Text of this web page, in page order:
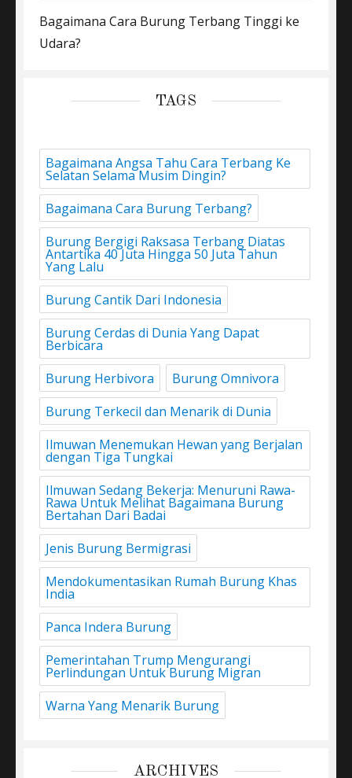
Bagaimana Cara Burung Terbang Tinggi ke
Udara?
TAGS
Bagaimana Angsa Tahu Cara Terbang Ke
Selatan Selama Musim Dingin?
Bagaimana Cara Burung Terbang?
Burung Bergigi Raksasa Terbang Diatas
Antartika 40 Juta Hingga 50 Juta Tahun
Yang Lalu
Burung Cantik Dari Indonesia
Burung Cerdas di Dunia Yang Dapat
Berbicara
Burung Herbivora
Burung Omnivora
Burung Terkecil dan Menarik di Dunia
Ilmuwan Menemukan Hewan yang Berjalan
dengan Tiga Tungkai
Ilmuwan Sedang Bekerja: Menuruni Rawa-
Rawa Untuk Melihat Bagaimana Burung
Bertahan Dari Badai
Jenis Burung Bermigrasi
Mendokumentasikan Rumah Burung Khas
India
Panca Indera Burung
Pemerintahan Trump Mengurangi
Perlindungan Untuk Burung Migran
Warna Yang Menarik Burung
ARCHIVES